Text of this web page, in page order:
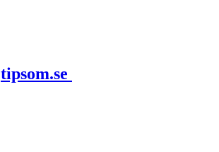
tipsom.se